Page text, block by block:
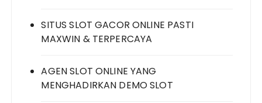
SITUS SLOT GACOR ONLINE PASTI
MAXWIN & TERPERCAYA
AGEN SLOT ONLINE YANG
MENGHADIRKAN DEMO SLOT